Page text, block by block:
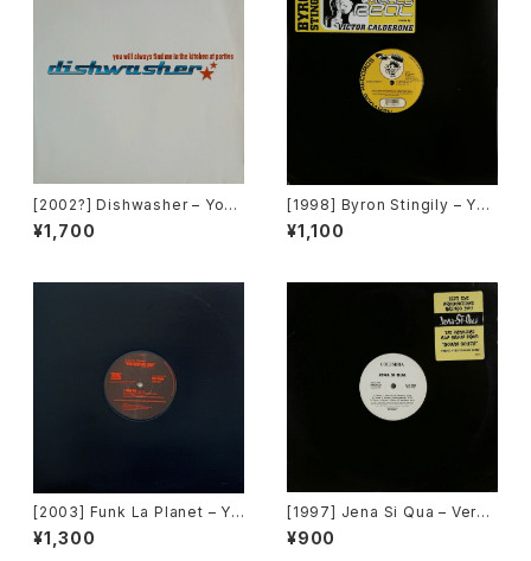
[2002?] Dishwasher – You
Will Always Find Me In The
Kitchen At Parties [Ka2 Mu
¥1,700
[1998] Byron Stingily – You
Make Me Feel (Mighty Rea
l) [Nervous Records]
¥1,100
[2003] Funk La Planet – Yo
u Gave Me Love (Funk La
Planet 007)[Funk La Plane
¥1,300
[1997] Jena Si Qua – Verse
1, Verse 2 / Down South [C
olumbia][PROMO]
¥900